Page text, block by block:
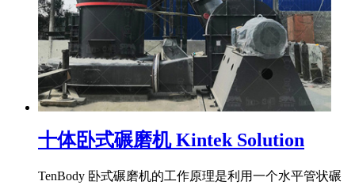
十体卧式碾磨机 Kintek Solution
TenBody 卧式碾磨机的工作原理是利用一个水平管状碾